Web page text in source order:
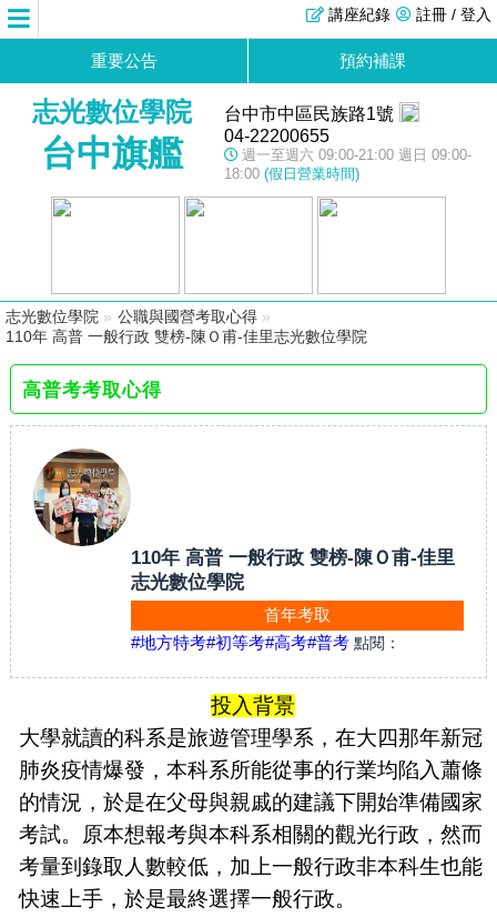
註冊 / 登入
講座紀錄
重要公告 預約補課
志光數位學院
台中旗艦
台中市中區民族路1號
04-22200655
週一至週六 09:00-21:00 週日 09:00-
18:00 (假日營業時間)
志光數位學院 » 公職與國營考取心得 »
110年 高普 一般行政 雙榜-陳Ｏ甫-佳里志光數位學院
高普考考取心得
110年 高普 一般行政 雙榜-陳Ｏ甫-佳里
志光數位學院
首年考取
#地方特考#初等考#高考#普考 點閱：
投入背景
大學就讀的科系是旅遊管理學系，在大四那年新冠
肺炎疫情爆發，本科系所能從事的行業均陷入蕭條
的情況，於是在父母與親戚的建議下開始準備國家
考試。原本想報考與本科系相關的觀光行政，然而
考量到錄取人數較低，加上一般行政非本科生也能
快速上手，於是最終選擇一般行政。